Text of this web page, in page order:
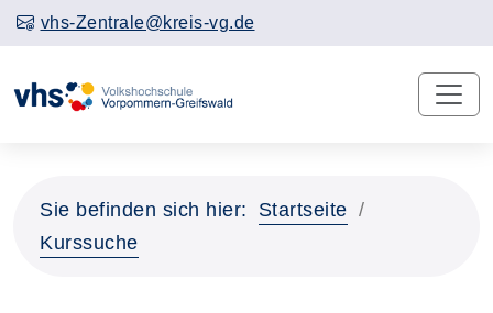
vhs-Zentrale@kreis-vg.de
Sie befinden sich hier:
Startseite
Kurssuche